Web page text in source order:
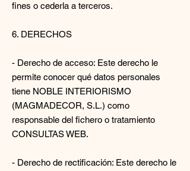
fines o cederla a terceros.
6. DERECHOS
- Derecho de acceso: Este derecho le
permite conocer qué datos personales
tiene NOBLE INTERIORISMO
(MAGMADECOR, S.L.) como
responsable del fichero o tratamiento
CONSULTAS WEB.
- Derecho de rectificación: Este derecho le